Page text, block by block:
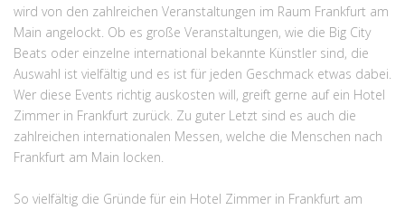
wird von den zahlreichen Veranstaltungen im Raum Frankfurt am
Main angelockt. Ob es große Veranstaltungen, wie die Big City
Beats oder einzelne international bekannte Künstler sind, die
Auswahl ist vielfältig und es ist für jeden Geschmack etwas dabei.
Wer diese Events richtig auskosten will, greift gerne auf ein Hotel
Zimmer in Frankfurt zurück. Zu guter Letzt sind es auch die
zahlreichen internationalen Messen, welche die Menschen nach
Frankfurt am Main locken.
So vielfältig die Gründe für ein Hotel Zimmer in Frankfurt am